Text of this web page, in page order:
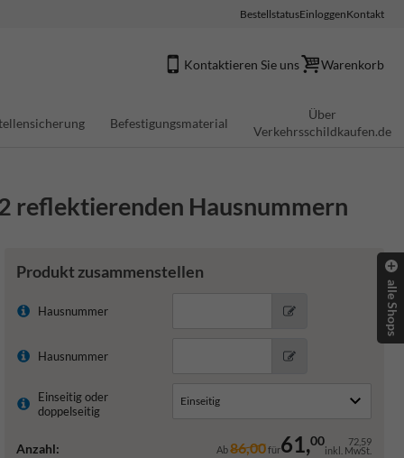
BestellstatusEinloggenKontakt
Kontaktieren Sie uns Warenkorb
Befestigungsmaterial
Über
Verkehrsschildkaufen.de
reflektierenden Hausnummern
Produkt zusammenstellen
Hausnummer
Hausnummer
Einseitig oder
doppelseitig
Anzahl: Ab86,00für61,00 72,59
inkl. MwSt.
alle Shops